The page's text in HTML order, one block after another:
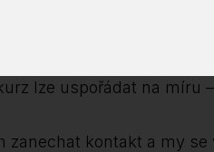
lze uspořádat na míru
zanechat kontakt a my